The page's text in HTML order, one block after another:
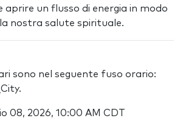
aprire un flusso di energia in modo
nostra salute spirituale.
sono nel seguente fuso orario:
08, 2026, 10:00 AM CDT